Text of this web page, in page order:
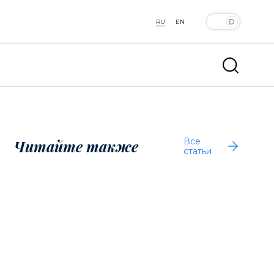
RU EN
Читайте также
Все
статьи